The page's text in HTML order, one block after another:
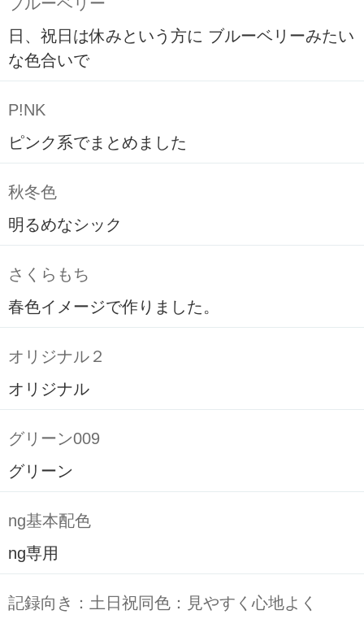
日、祝日は休みという方に ブルーベリーみたい
な色合いで
P!NK
ピンク系でまとめました
秋冬色
明るめなシック
さくらもち
春色イメージで作りました。
オリジナル２
オリジナル
グリーン009
グリーン
ng基本配色
ng専用
記録向き：土日祝同色：見やすく心地よく